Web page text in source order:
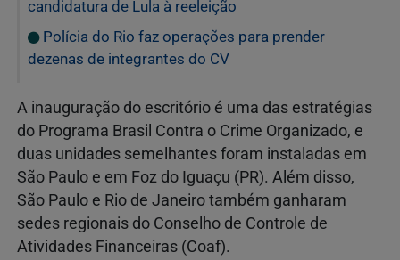
candidatura de Lula à reeleição
Polícia do Rio faz operações para prender
dezenas de integrantes do CV
A inauguração do escritório é uma das estratégias
do Programa Brasil Contra o Crime Organizado, e
duas unidades semelhantes foram instaladas em
São Paulo e em Foz do Iguaçu (PR). Além disso,
São Paulo e Rio de Janeiro também ganharam
sedes regionais do Conselho de Controle de
Atividades Financeiras (Coaf).